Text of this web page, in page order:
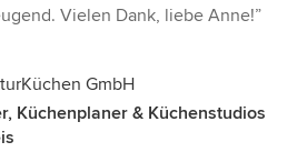
Vielen Dank, liebe Anne!”
GmbH
Küchenplaner & Küchenstudios